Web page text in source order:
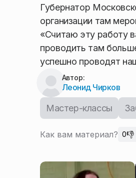
Губернатор
организации там
«Считаю эту работу
проводить там
успешно проводят
Автор:
Леонид Чирков
Мастер-классы
Как вам материал? 0👎